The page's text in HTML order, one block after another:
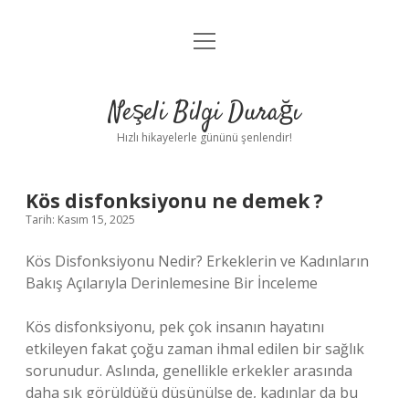
Anasayfa
Yasal Uyarı
menüyü
Neşeli Bilgi Durağı
Hızlı hikayelerle gününü şenlendir!
Kös disfonksiyonu ne demek ?
Tarih: Kasım 15, 2025
Kös Disfonksiyonu Nedir? Erkeklerin ve Kadınların
Bakış Açılarıyla Derinlemesine Bir İnceleme
Kös disfonksiyonu, pek çok insanın hayatını
etkileyen fakat çoğu zaman ihmal edilen bir sağlık
sorunudur. Aslında, genellikle erkekler arasında
daha sık görüldüğü düşünülse de, kadınlar da bu